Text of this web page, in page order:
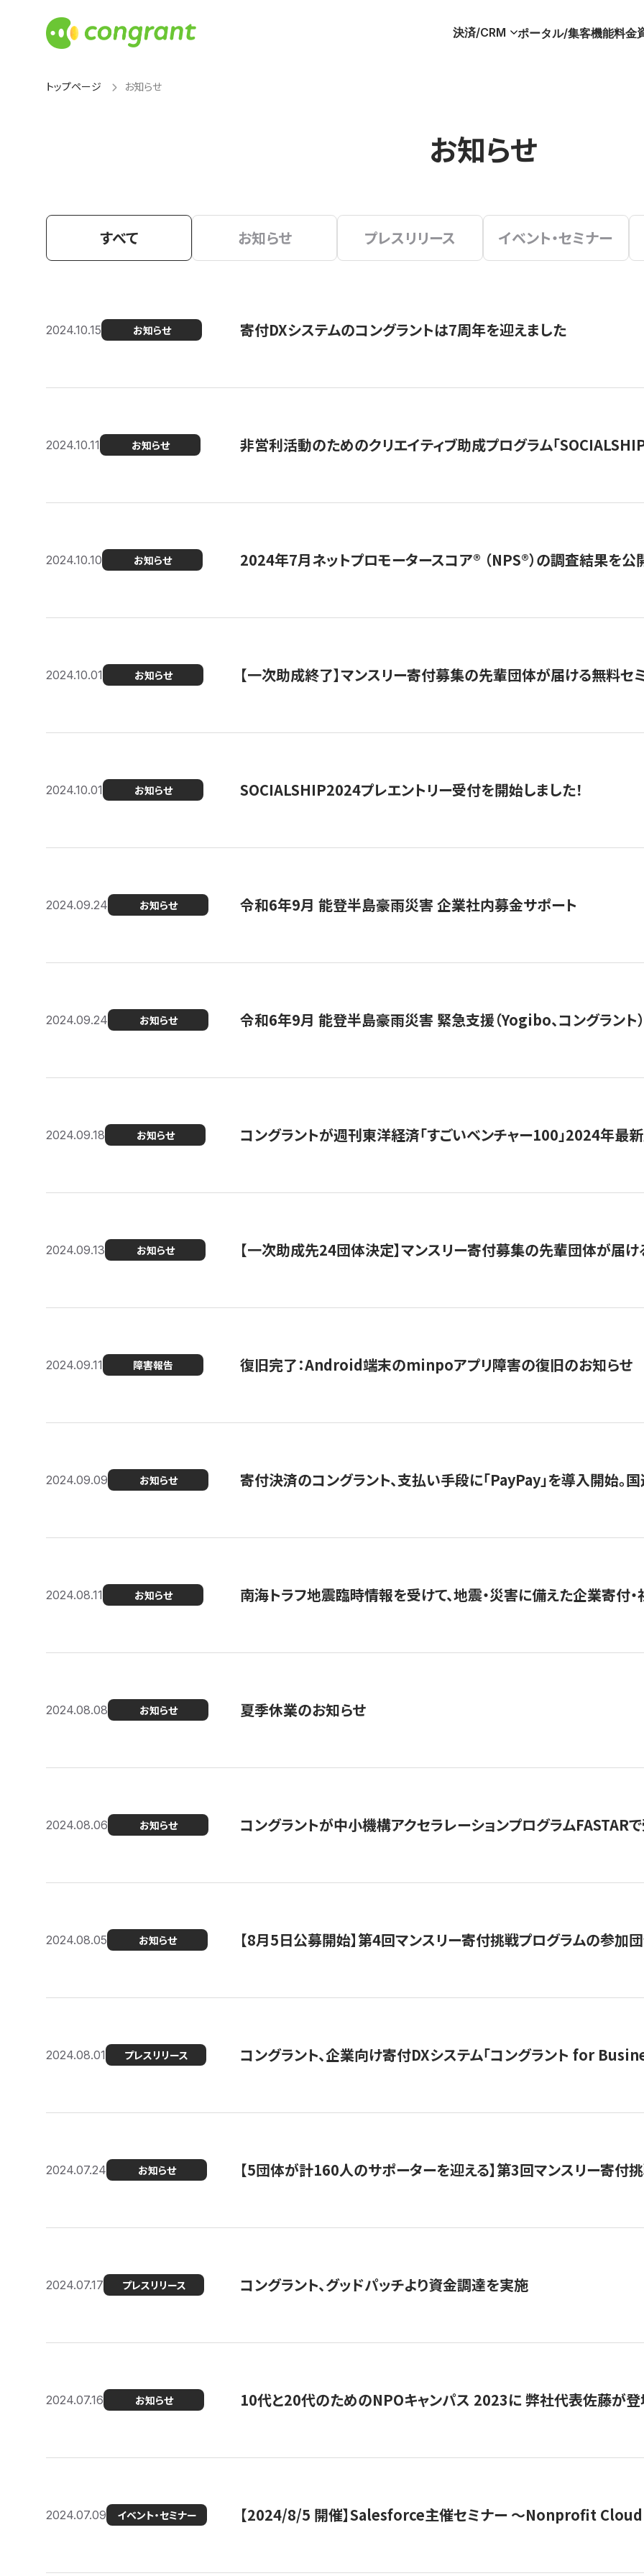
決済/CRM ポータル/集客機能料金
トップページ お知らせ
お知らせ
すべて お知らせ プレスリリース イベント・セミナー
2024.10.15 お知らせ 寄付DXシステムのコングラントは7周年を迎えました
2024.10.11 お知らせ 非営利活動のためのクリエイティブ助成プログラム「
2024.10.10 お知らせ 2024年7月ネットプロモータースコア®︎ （NPS®︎）の調査結果を公
2024.10.01 お知らせ 【一次助成終了】マンスリー寄付募集の先輩団体が届ける無料セ
2024.10.01 お知らせ SOCIALSHIP2024プレエントリー受付を開始しました！
2024.09.24 お知らせ 令和6年9月 能登半島豪雨災害 企業社内募金サポート
2024.09.24 お知らせ 令和6年9月 能登半島豪雨災害 緊急支援（Yogibo、コングラント）
2024.09.18 お知らせ コングラントが週刊東洋経済「すごいベンチャー100」2024年最
2024.09.13 お知らせ 【一次助成先24団体決定】マンスリー寄付募集の先輩団体が届
2024.09.11 障害報告 復旧完了：Android端末のminpoアプリ障害の復旧のお知らせ
2024.09.09 お知らせ 寄付決済のコングラント、支払い手段に「PayPay」を導入開始。
2024.08.11 お知らせ 南海トラフ地震臨時情報を受けて、地震・災害に備えた企業寄付
2024.08.08 お知らせ 夏季休業のお知らせ
2024.08.06 お知らせ コングラントが中小機構アクセラレーションプログラムFASTAR
2024.08.05 お知らせ 【8月5日公募開始】第4回マンスリー寄付挑戦プログラムの参加
2024.08.01 プレスリリース コングラント、企業向け寄付DXシステム「コングラント for
2024.07.24 お知らせ 【5団体が計160人のサポーターを迎える】​​第3回マンスリー寄付
2024.07.17 プレスリリース コングラント、グッドパッチより資金調達を実施
2024.07.16 お知らせ 10代と20代のためのNPOキャンパス 2023に 弊社代表佐藤が
2024.07.09 イベント・セミナー 【2024/8/5 開催】Salesforce主催セミナー 〜Nonprofit